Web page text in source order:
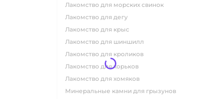
лакомство для морских свинок
лакомство для дегу
лакомство для крыс
лакомство для шиншилл
лакомство для кроликов
лакомство для хорьков
лакомство для хомяков
минеральные камни для грызунов